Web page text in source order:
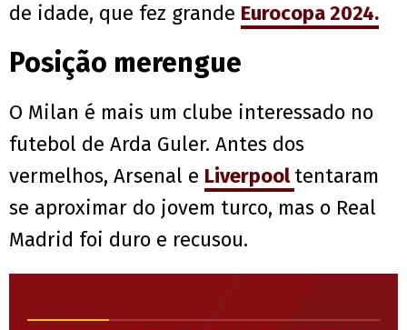
de idade, que fez grande Eurocopa 2024.
Posição merengue
O Milan é mais um clube interessado no
futebol de Arda Guler. Antes dos
vermelhos, Arsenal e Liverpooltentaram
se aproximar do jovem turco, mas o Real
Madrid foi duro e recusou.